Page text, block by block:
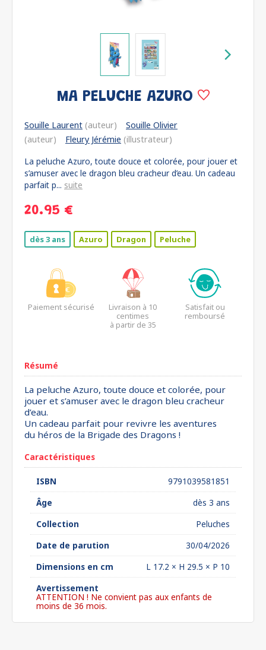
MA PELUCHE AZURO
Souille Laurent (auteur)
Souille Olivier
(auteur)
Fleury Jérémie (illustrateur)
La peluche Azuro, toute douce et colorée, pour jouer et
s’amuser avec le dragon bleu cracheur d’eau. Un cadeau
parfait p... suite
20.95 €
dès 3 ans Azuro Dragon Peluche
Paiement sécurisé
Livraison à 10
centimes
à partir de 35
Satisfait ou
remboursé
Résumé
La peluche Azuro, toute douce et colorée, pour
jouer et s’amuser avec le dragon bleu cracheur
d’eau.
Un cadeau parfait pour revivre les aventures
du héros de la Brigade des Dragons !
Caractéristiques
ISBN
9791039581851
Âge
dès 3 ans
Collection
Peluches
Date de parution
30/04/2026
Dimensions en cm
L 17.2 × H 29.5 × P 10
Avertissement
ATTENTION ! Ne convient pas aux enfants de
moins de 36 mois.